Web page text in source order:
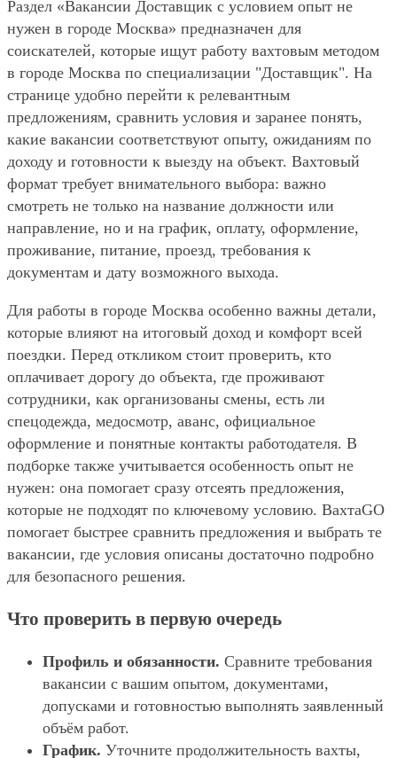
Раздел «Вакансии Доставщик с условием опыт не
нужен в городе Москва» предназначен для
соискателей, которые ищут работу вахтовым методом
в городе Москва по специализации "Доставщик". На
странице удобно перейти к релевантным
предложениям, сравнить условия и заранее понять,
какие вакансии соответствуют опыту, ожиданиям по
доходу и готовности к выезду на объект. Вахтовый
формат требует внимательного выбора: важно
смотреть не только на название должности или
направление, но и на график, оплату, оформление,
проживание, питание, проезд, требования к
документам и дату возможного выхода.
Для работы в городе Москва особенно важны детали,
которые влияют на итоговый доход и комфорт всей
поездки. Перед откликом стоит проверить, кто
оплачивает дорогу до объекта, где проживают
сотрудники, как организованы смены, есть ли
спецодежда, медосмотр, аванс, официальное
оформление и понятные контакты работодателя. В
подборке также учитывается особенность опыт не
нужен: она помогает сразу отсеять предложения,
которые не подходят по ключевому условию. ВахтаGO
помогает быстрее сравнить предложения и выбрать те
вакансии, где условия описаны достаточно подробно
для безопасного решения.
Что проверить в первую очередь
Профиль и обязанности. Сравните требования
вакансии с вашим опытом, документами,
допусками и готовностью выполнять заявленный
объём работ.
График. Уточните продолжительность вахты,